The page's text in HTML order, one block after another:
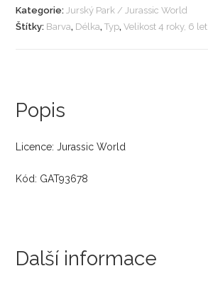
Kategorie: Jurský Park / Jurassic World
Štítky: Barva, Délka,Typ,Velikost 4 roky, 6 let
Popis
Licence: Jurassic World
Kód: GAT93678
Další informace